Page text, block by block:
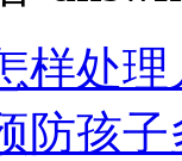
样处
防孩子